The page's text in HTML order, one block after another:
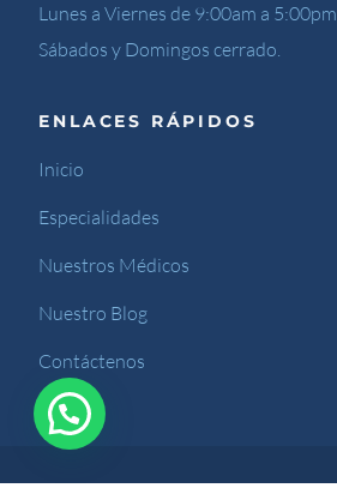
Lunes a Viernes de 9:00am a 5:00pm
Sábados y Domingos cerrado.
ENLACES RÁPIDOS
Inicio
Especialidades
Nuestros Médicos
Nuestro Blog
Contáctenos